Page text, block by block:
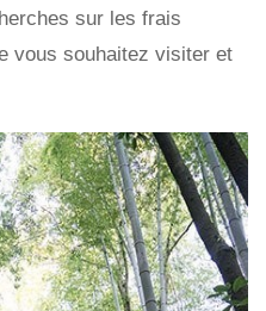
sur les frais
vous souhaitez visiter et